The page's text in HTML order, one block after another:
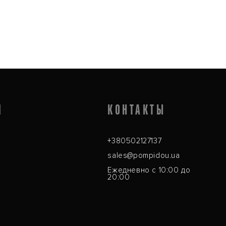
КОНТАКТЫ
+380502127137
sales@pompidou.ua
Ежедневно с 10:00 до
20:00